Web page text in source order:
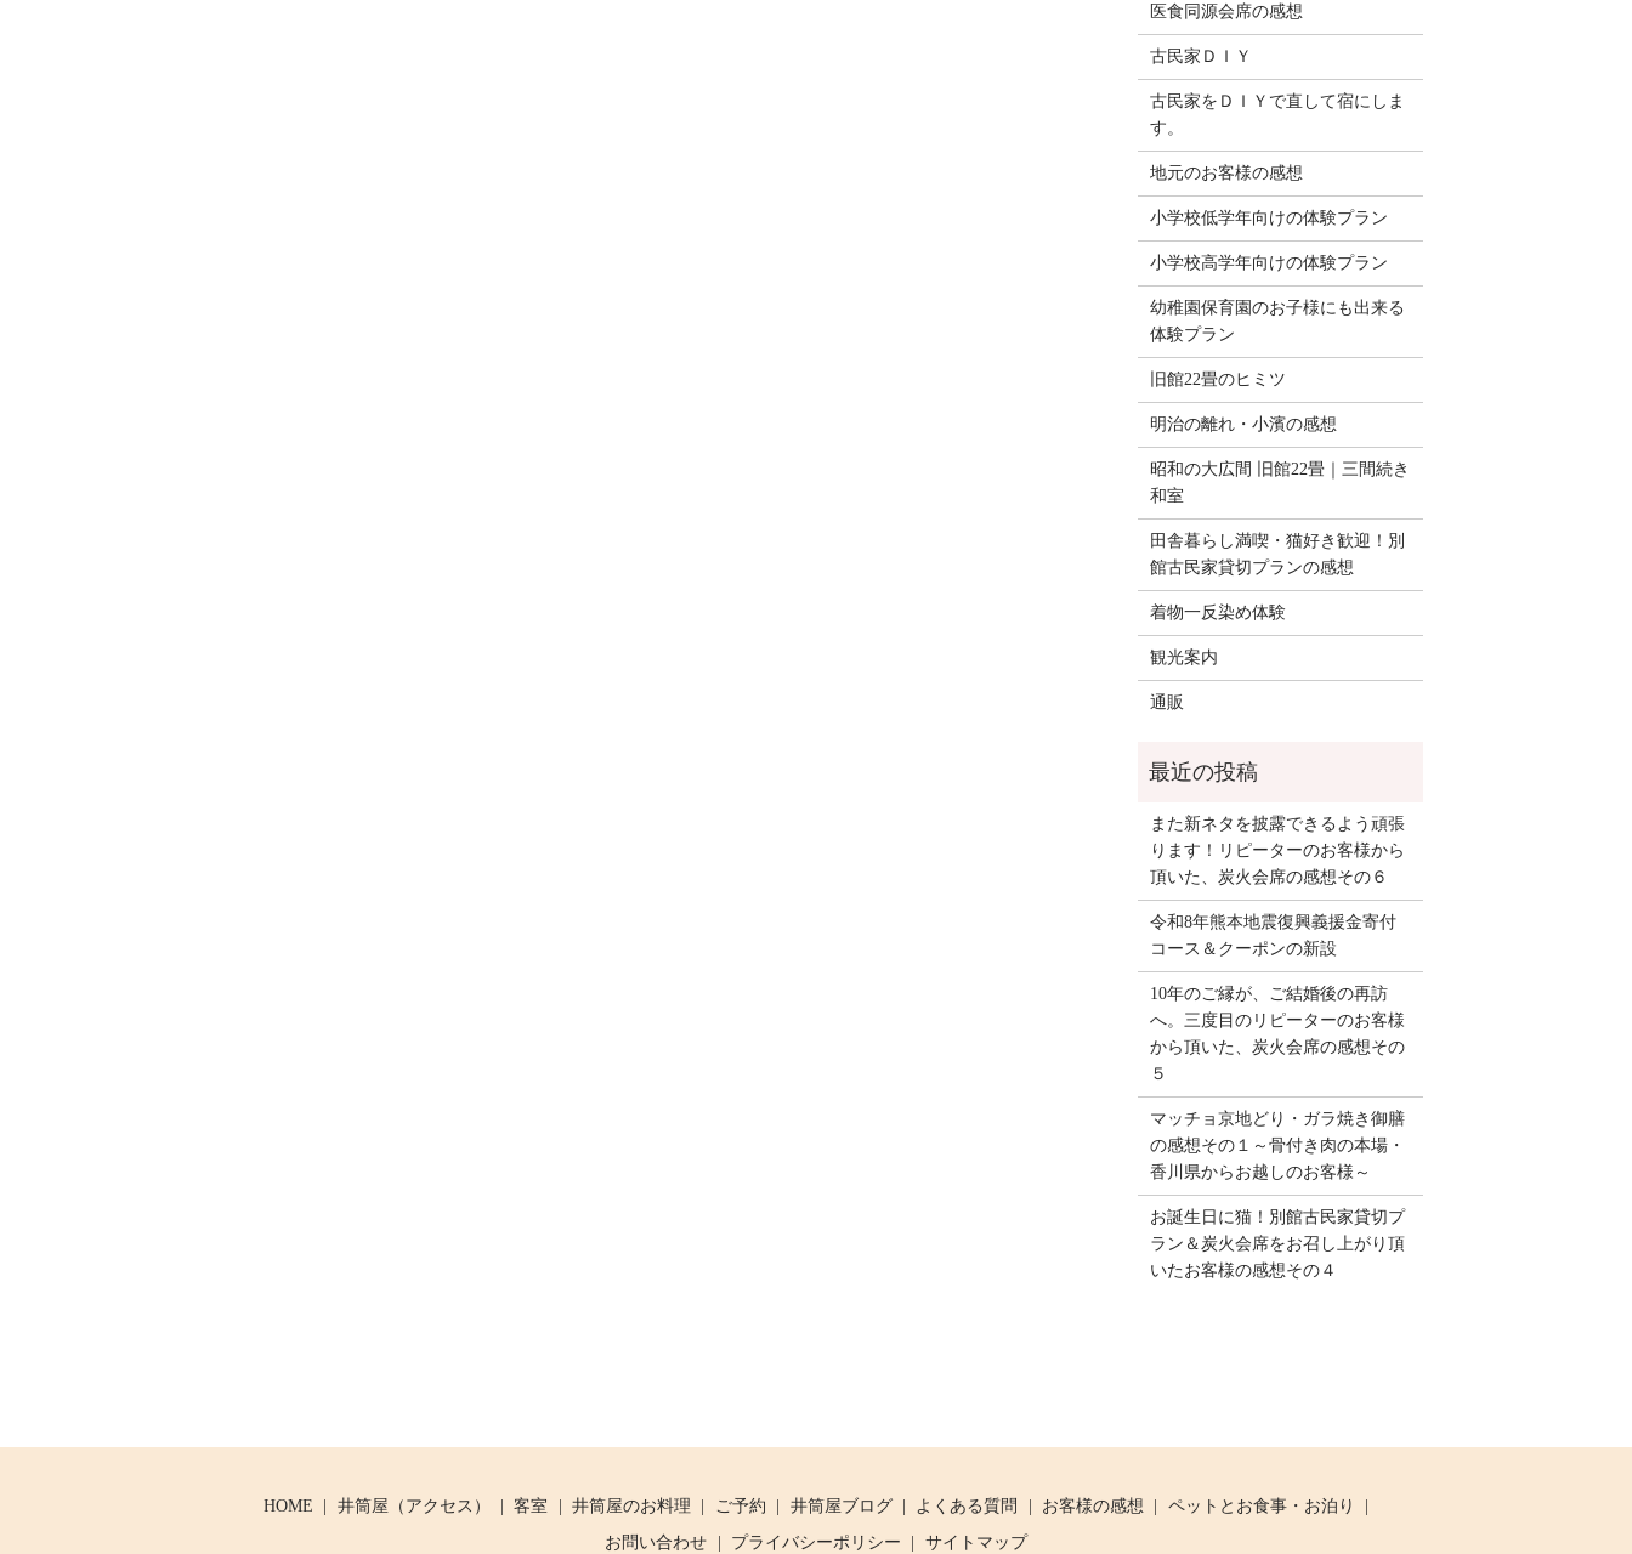
医食同源会席の感想
古民家ＤＩＹ
古民家をＤＩＹで直して宿にしま
す。
地元のお客様の感想
小学校低学年向けの体験プラン
小学校高学年向けの体験プラン
幼稚園保育園のお子様にも出来る
体験プラン
旧館22畳のヒミツ
明治の離れ・小濱の感想
昭和の大広間 旧館22畳｜三間続き
和室
田舎暮らし満喫・猫好き歓迎！別
館古民家貸切プランの感想
着物一反染め体験
観光案内
通販
また新ネタを披露できるよう頑張
ります！リピーターのお客様から
頂いた、炭火会席の感想その６
令和8年熊本地震復興義援金寄付
コース＆クーポンの新設
10年のご縁が、ご結婚後の再訪
へ。三度目のリピーターのお客様
から頂いた、炭火会席の感想その
５
マッチョ京地どり・ガラ焼き御膳
の感想その１～骨付き肉の本場・
香川県からお越しのお客様～
お誕生日に猫！別館古民家貸切プ
ラン＆炭火会席をお召し上がり頂
いたお客様の感想その４
HOME 井筒屋（アクセス） 客室 井筒屋のお料理 ご予約 井筒屋ブログ よくある質問 お客様の感想
ペットとお食事・お泊り
お問い合わせ
プライバシーポリシー サイトマップ